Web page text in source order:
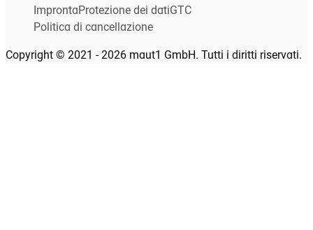
Copyright © 2021 - 2026 maut1 GmbH. Tutti i diritti riservati.
ImprontaProtezione dei datiGTC
Politica di cancellazione